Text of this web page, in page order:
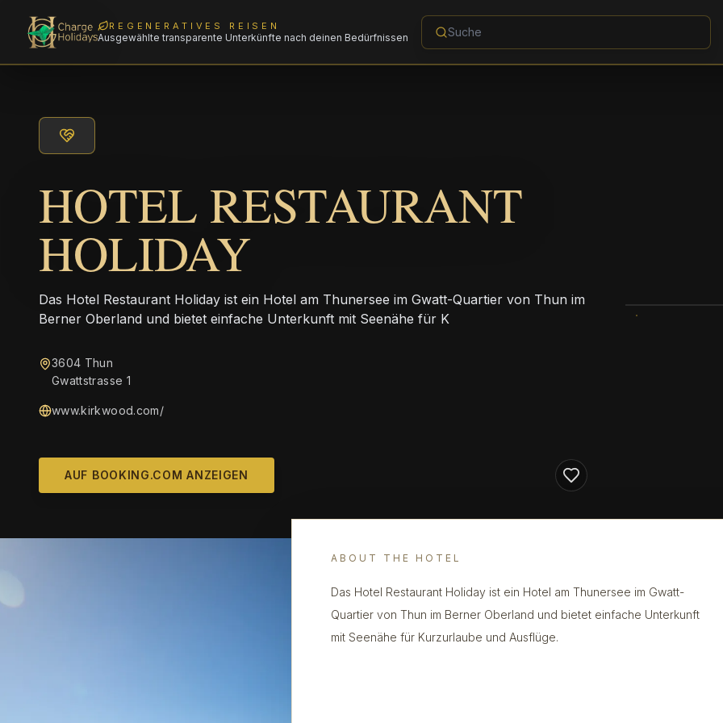
REGENERATIVES REISEN
Ausgewählte transparente Unterkünfte nach deinen Bedürfnissen
HOTEL RESTAURANT
HOLIDAY
Das Hotel Restaurant Holiday ist ein Hotel am Thunersee im Gwatt-Quartier von Thun im
Berner Oberland und bietet einfache Unterkunft mit Seenähe für K
3604 Thun
Gwattstrasse 1
www.kirkwood.com/
AUF BOOKING.COM ANZEIGEN
ABOUT THE HOTEL
Das Hotel Restaurant Holiday ist ein Hotel am Thunersee im Gwatt-
Quartier von Thun im Berner Oberland und bietet einfache Unterkunft
mit Seenähe für Kurzurlaube und Ausflüge.